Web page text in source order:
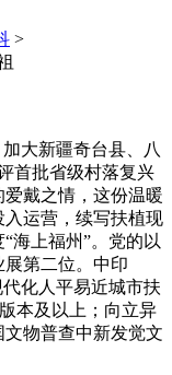
>
大新疆奇台县、八
首批省级村落复兴
戴之情，这份温暖
运营，续写扶植现
海上福州”。党的以
第二位。中印
化人平易近城市扶
本及以上；向立异
物普查中新发觉文